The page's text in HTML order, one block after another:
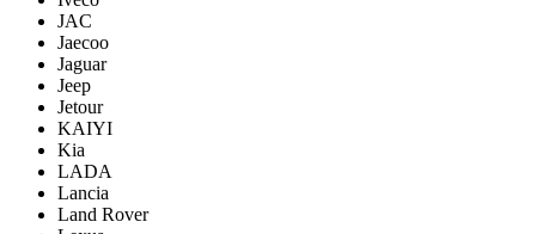
JAC
Jaecoo
Jaguar
Jeep
Jetour
KAIYI
Kia
LADA
Lancia
Land Rover